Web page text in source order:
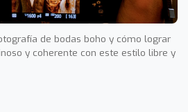
de bodas boho y cómo lograr
y coherente con este estilo libre y